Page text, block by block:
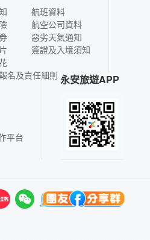
航班資料
航空公司資料
惡劣天氣通知
簽證及入境須知
名及責任細則
平台
永安旅遊APP